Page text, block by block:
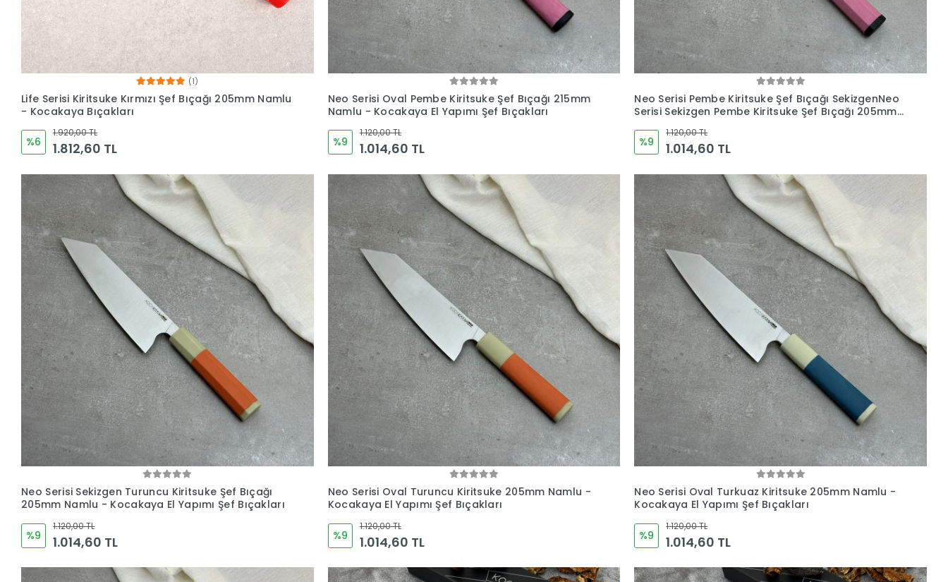
(1)
Life Serisi Kiritsuke Kırmızı Şef Bıçağı 205mm Namlu
- Kocakaya Bıçakları
%6
1.920,00 TL
1.812,60 TL
Neo Serisi Oval Pembe Kiritsuke Şef Bıçağı 215mm
Namlu - Kocakaya El Yapımı Şef Bıçakları
%9
1.120,00 TL
1.014,60 TL
Neo Serisi Pembe Kiritsuke Şef Bıçağı SekizgenNeo
Serisi Sekizgen Pembe Kiritsuke Şef Bıçağı 205mm
%9
1.120,00 TL
1.014,60 TL
Neo Serisi Sekizgen Turuncu Kiritsuke Şef Bıçağı
205mm Namlu - Kocakaya El Yapımı Şef Bıçakları
%9
1.120,00 TL
1.014,60 TL
Neo Serisi Oval Turuncu Kiritsuke 205mm Namlu -
Kocakaya El Yapımı Şef Bıçakları
%9
1.120,00 TL
1.014,60 TL
Neo Serisi Oval Turkuaz Kiritsuke 205mm Namlu -
Kocakaya El Yapımı Şef Bıçakları
%9
1.120,00 TL
1.014,60 TL